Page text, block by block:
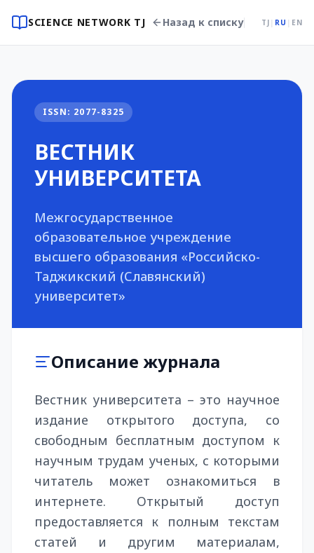
SCIENCE NETWORK TJ Назад к списку TJ | RU | EN
ISSN: 2077-8325
ВЕСТНИК
УНИВЕРСИТЕТА
Межгосударственное
образовательное учреждение
высшего образования «Российско-
Таджикский (Славянский)
университет»
Описание журнала
Вестник университета – это научное
издание открытого доступа, со
свободным бесплатным доступом к
научным трудам ученых, с которыми
читатель может ознакомиться в
интернете. Открытый доступ
предоставляется к полным текстам
статей и другим материалам,